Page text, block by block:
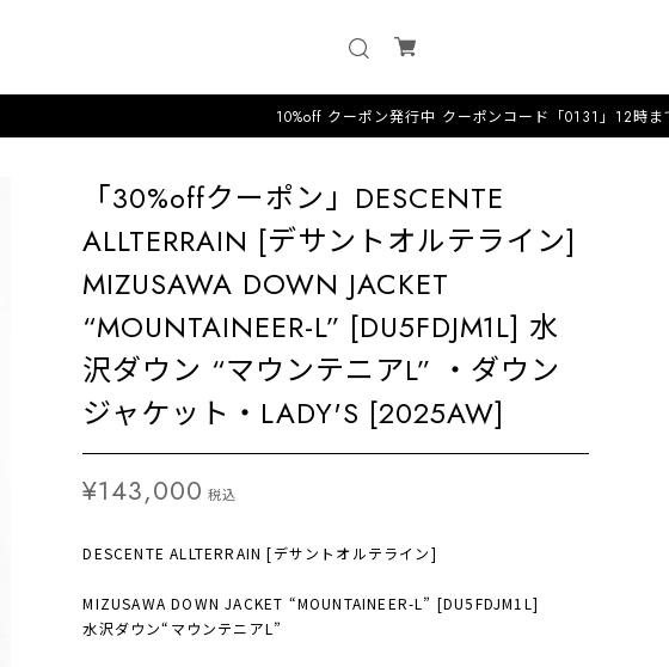
10%off クーポン発行中 クーポンコード「0131」12時までのオーダ
「30%offクーポン」DESCENTE
ALLTERRAIN [デサントオルテライン]
MIZUSAWA DOWN JACKET
“MOUNTAINEER-L” [DU5FDJM1L] 水
沢ダウン “マウンテニアL” ・ダウン
ジャケット・LADY'S [2025AW]
¥143,000 税込
DESCENTE ALLTERRAIN [デサントオルテライン]
MIZUSAWA DOWN JACKET “MOUNTAINEER-L” [DU5FDJM1L]
水沢ダウン“マウンテニアL”